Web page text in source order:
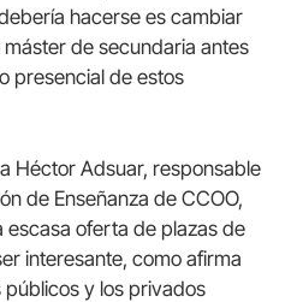
hacerse es cambiar
de secundaria antes
presencial de estos
Héctor Adsuar, responsable
de Enseñanza de CCOO,
escasa oferta de plazas de
interesante, como afirma
y los privados